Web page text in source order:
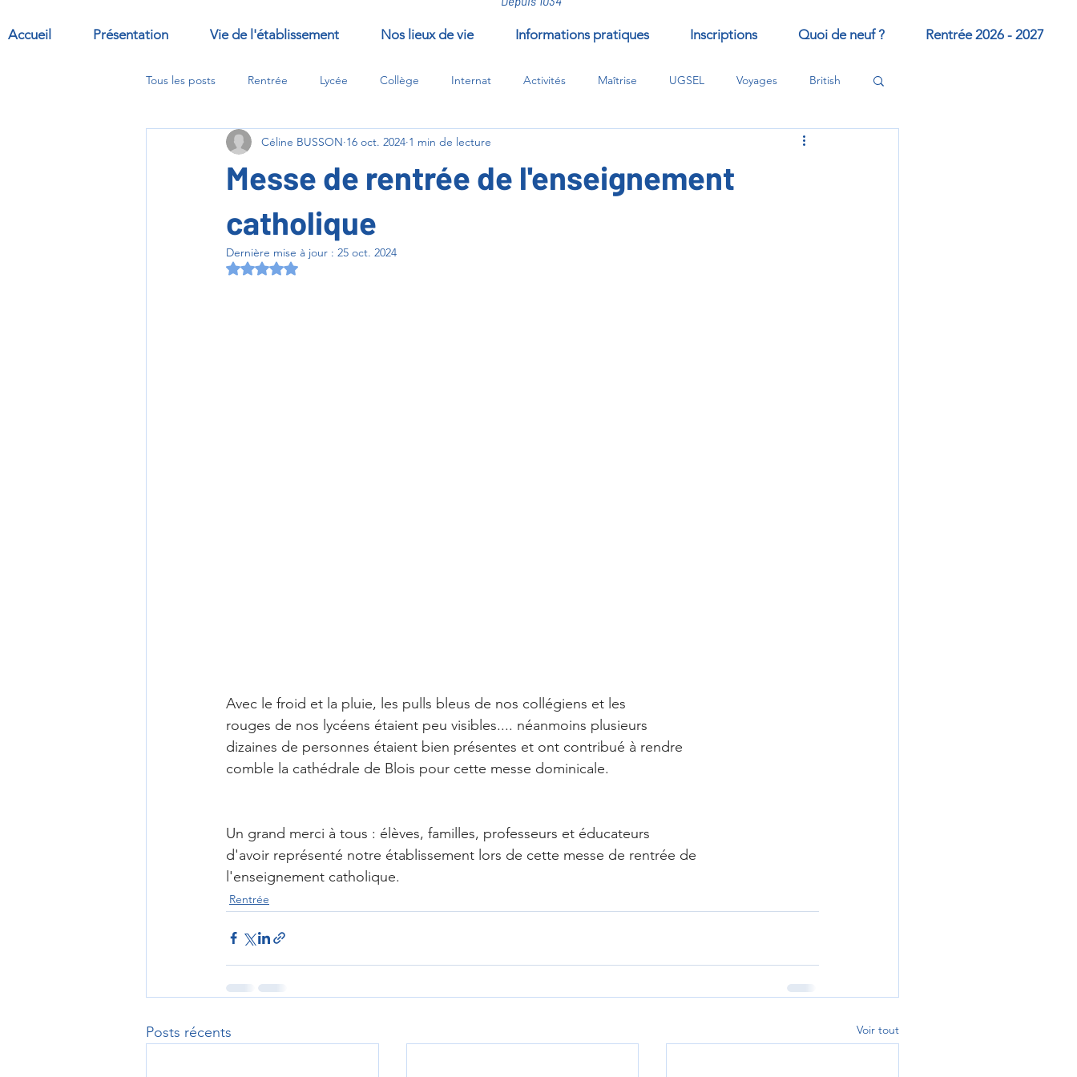
Accueil Présentation Vie de l'établissement Nos lieux de vie Informations pratiques Inscriptions Quoi de neuf ? Rentrée 2026 - 2027
Tous les posts Rentrée Lycée Collège Internat Activités Maîtrise UGSEL Voyages British
Abbaye options/compléments/EPI
Messe de rentrée de l'enseignement
catholique
Céline BUSSON 16 oct. 2024 1 min de lecture
Dernière mise à jour : 25 oct. 2024
Noté NaN étoiles sur 5.
Avec le froid et la pluie, les pulls bleus de nos collégiens et les
rouges de nos lycéens étaient peu visibles.... néanmoins plusieurs
dizaines de personnes étaient bien présentes et ont contribué à rendre
comble la cathédrale de Blois pour cette messe dominicale.
Un grand merci à tous : élèves, familles, professeurs et éducateurs
d'avoir représenté notre établissement lors de cette messe de rentrée de
l'enseignement catholique.
Rentrée
Posts récents Voir tout